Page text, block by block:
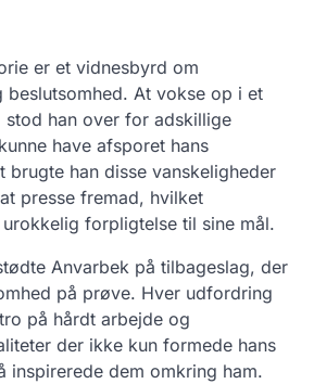
er et vidnesbyrd om
beslutsomhed. At vokse op i et
han over for adskillige
have afsporet hans
brugte han disse vanskeligheder
presse fremad, hvilket
forpligtelse til sine mål.
Anvarbek på tilbageslag, der
på prøve. Hver udfordring
på hårdt arbejde og
der ikke kun formede hans
inspirerede dem omkring ham.